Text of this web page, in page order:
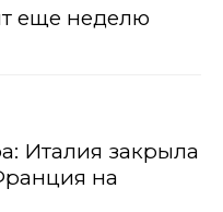
еще неделю
Италия закрыла
на